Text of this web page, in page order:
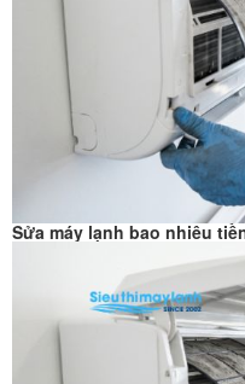
Sửa máy lạnh bao nhiêu